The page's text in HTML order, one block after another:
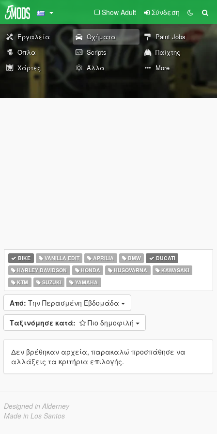
Show Adult Σύνδεση
Εργαλεία Οχήματα
Paint Jobs
Όπλα
Scripts
Παίχτης
Χάρτες
Άλλα More
BIKE VANILLA EDIT APRILIA BMW
DUCATI
HARLEY DAVIDSON
HONDA HUSQVARNA
KAWASAKI
KTM
SUZUKI YAMAHA
Από: Την Περασμένη Εβδομάδα
Ταξινόμησε κατά: Πιο δημοφιλή
Δεν βρέθηκαν αρχεία, παρακαλώ προσπάθησε να
αλλάξεις τα κριτήρια επιλογής.
Designed in Alderney
Made in Los Santos